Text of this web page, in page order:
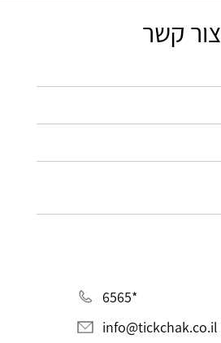
צור קשר
*6565
info@tickchak.co.il